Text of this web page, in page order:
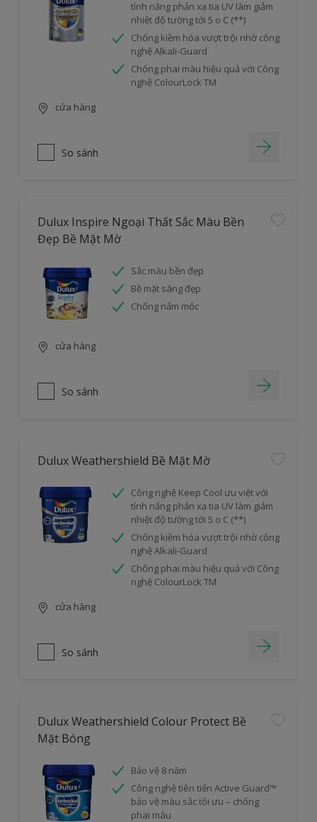
tính năng phản xạ tia UV làm giảm
nhiệt độ tường tới 5 o C (**)
Chống kiềm hóa vượt trội nhờ công
nghệ Alkali-Guard
Chống phai màu hiệu quả với Công
nghệ ColourLock TM
cửa hàng
So sánh
Dulux Inspire Ngoại Thất Sắc Màu Bền
Đẹp Bề Mặt Mờ
Sắc màu bền đẹp
Bề mặt sáng đẹp
Chống nấm mốc
cửa hàng
So sánh
Dulux Weathershield Bề Mặt Mờ
Công nghệ Keep Cool ưu việt với
tính năng phản xạ tia UV làm giảm
nhiệt độ tường tới 5 o C (**)
Chống kiềm hóa vượt trội nhờ công
nghệ Alkali-Guard
Chống phai màu hiệu quả với Công
nghệ ColourLock TM
cửa hàng
So sánh
Dulux Weathershield Colour Protect Bề
Mặt Bóng
Bảo vệ 8 năm
Công nghệ tiên tiến Active Guard™
bảo vệ màu sắc tối ưu – chống
phai màu